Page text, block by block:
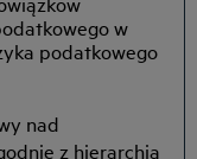
w
podatkowego
nad
z hierarchią